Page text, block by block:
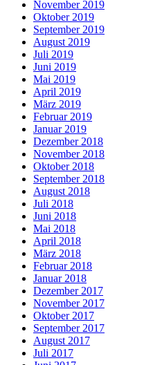
November 2019
Oktober 2019
September 2019
August 2019
Juli 2019
Juni 2019
Mai 2019
April 2019
März 2019
Februar 2019
Januar 2019
Dezember 2018
November 2018
Oktober 2018
September 2018
August 2018
Juli 2018
Juni 2018
Mai 2018
April 2018
März 2018
Februar 2018
Januar 2018
Dezember 2017
November 2017
Oktober 2017
September 2017
August 2017
Juli 2017